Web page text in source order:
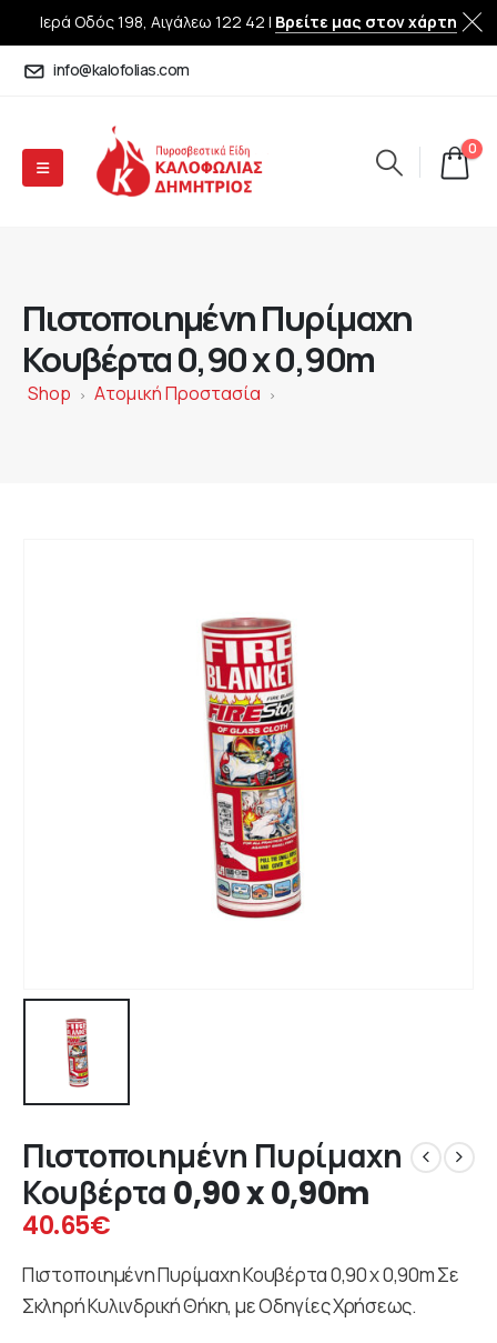
Ιερά Οδός 198, Αιγάλεω 122 42 | Βρείτε μας στον χάρτη
info@kalofolias.com
0
Πιστοποιημένη Πυρίμαχη
Κουβέρτα 0,90 x 0,90m
Shop > Ατομική Προστασία >
Πιστοποιημένη Πυρίμαχη
Κουβέρτα 0,90 x 0,90m
40.65€
Πιστοποιημένη Πυρίμαχη Κουβέρτα 0,90 x 0,90m Σε
Σκληρή Κυλινδρική Θήκη, με Οδηγίες Χρήσεως.